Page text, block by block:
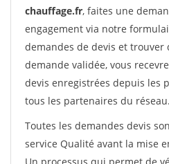
chauffage.fr, faites une
engagement via notre
demandes de devis et trouver
demande validée, vous
devis enregistrées depuis les
tous les partenaires du réseau.
Toutes les demandes devis
service Qualité avant la mise